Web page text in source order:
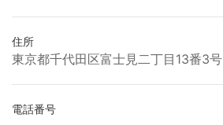
住所
東京都千代田区富士見二丁目13番3号
電話番号